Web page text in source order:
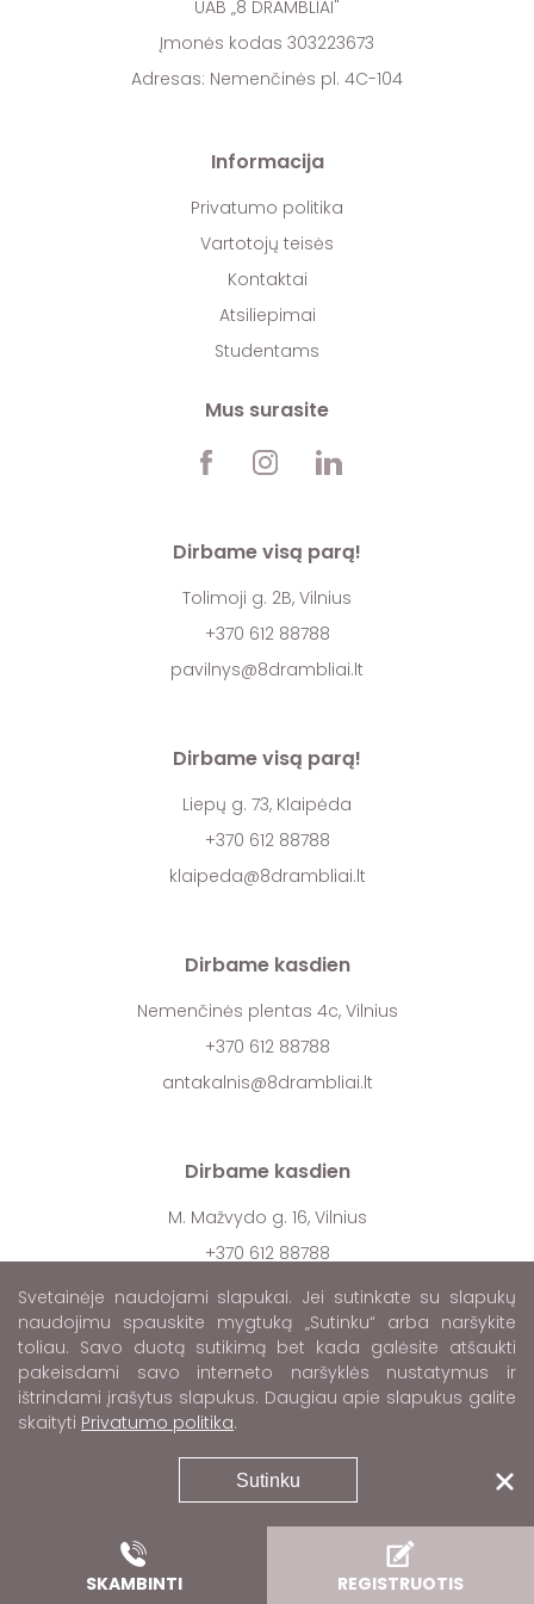
UAB „8 DRAMBLIAI"
Įmonės kodas 303223673
Adresas: Nemenčinės pl. 4C-104
Informacija
Privatumo politika
Vartotojų teisės
Kontaktai
Atsiliepimai
Studentams
Mus surasite
Dirbame visą parą!
Tolimoji g. 2B, Vilnius
+370 612 88788
pavilnys@8drambliai.lt
Dirbame visą parą!
Liepų g. 73, Klaipėda
+370 612 88788
klaipeda@8drambliai.lt
Dirbame kasdien
Nemenčinės plentas 4c, Vilnius
+370 612 88788
antakalnis@8drambliai.lt
Dirbame kasdien
M. Mažvydo g. 16, Vilnius
+370 612 88788
pilaite@8drambliai.lt
Dirbame kasdien
Naugarduko g. 59, Vilnius
+370 612 88788
naujamiestis@8drambliai.lt
Dirbame kasdien
Svetainėje naudojami slapukai. Jei sutinkate su slapukų
naudojimu spauskite mygtuką „Sutinku“ arba naršykite
toliau. Savo duotą sutikimą bet kada galėsite atšaukti
pakeisdami savo interneto naršyklės nustatymus ir
ištrindami įrašytus slapukus. Daugiau apie slapukus galite
skaityti Privatumo politika.
Sutinku
SKAMBINTI REGISTRUOTIS